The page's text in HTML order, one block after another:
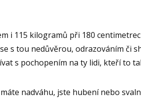
i 115 kilogramů při 180
s tou nedůvěrou, odrazováním či
s pochopením na ty lidi, kteří to
nadváhu, jste hubení nebo